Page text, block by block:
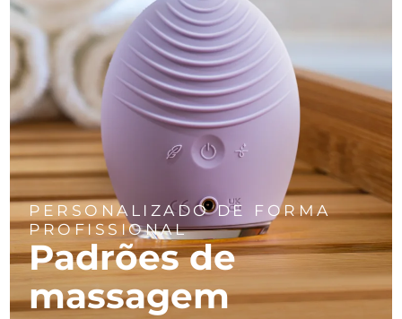
PERSONALIZADO DE FORMA
PROFISSIONAL
Padrões de
massagem